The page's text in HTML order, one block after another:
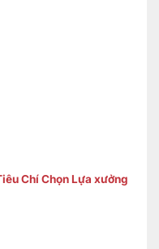
Chí Chọn Lựa xưởng